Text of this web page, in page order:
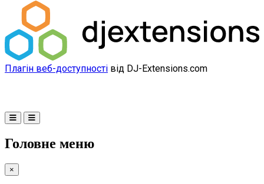
Плагін веб-доступності від DJ-Extensions.com
Головне меню
×